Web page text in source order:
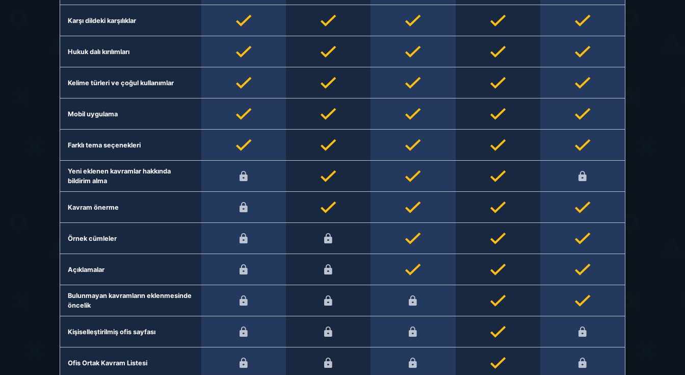
Karşı dildeki karşılıklar
Hukuk dalı kırılımları
Kelime türleri ve çoğul kullanımlar
Mobil uygulama
Farklı tema seçenekleri
Yeni eklenen kavramlar hakkında
bildirim alma
Kavram önerme
Örnek cümleler
Açıklamalar
Bulunmayan kavramların eklenmesinde
öncelik
Kişiselleştirilmiş ofis sayfası
Ofis Ortak Kavram Listesi